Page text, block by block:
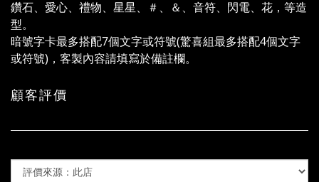
鑽石、愛心、禮物、星星、＃、＆、音符、閃電、花，等造
型。
暗號字卡最多搭配7個文字或符號(驚喜組最多搭配4個文字
或符號)，客製內容請填寫於備註欄。
顧客評價